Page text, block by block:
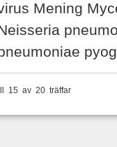
Mening
15 av 20 träffar